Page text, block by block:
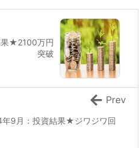
果★2100万円
突破
年9月：投資結果★ジワジワ回
Prev